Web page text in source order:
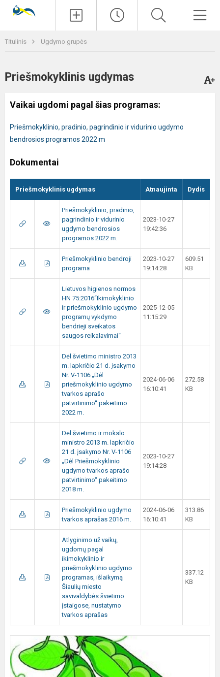
Titulinis Ugdymo grupės
Priešmokyklinis ugdymas
Vaikai ugdomi pagal šias programas:
Priešmokyklinio, pradinio, pagrindinio ir vidurinio ugdymo
bendrosios programos 2022 m
Dokumentai
Priešmokyklinis ugdymas Atnaujinta Dydis
Priešmokyklinio, pradinio,
pagrindinio ir vidurinio
ugdymo bendrosios
programos 2022 m.
2023-10-27
19:42:36
Priešmokyklinio bendroji
programa
2023-10-27
19:14:28
609.51
KB
Lietuvos higienos normos
HN 75:2016“Ikimokyklinio
ir priešmokyklinio ugdymo
programų vykdymo
bendrieji sveikatos
saugos reikalavimai“
2025-12-05
11:15:29
Dėl švietimo ministro 2013
m. lapkričio 21 d. įsakymo
Nr. V-1106 „Dėl
priešmokyklinio ugdymo
tvarkos aprašo
patvirtinimo“ pakeitimo
2022 m.
2024-06-06
16:10:41
272.58
KB
Dėl švietimo ir mokslo
ministro 2013 m. lapkričio
21 d. įsakymo Nr. V-1106
„Dėl Priešmokyklinio
ugdymo tvarkos aprašo
patvirtinimo“ pakeitimo
2018 m.
2023-10-27
19:14:28
Priešmokyklinio ugdymo
tvarkos aprašas 2016 m.
2024-06-06
16:10:41
313.86
KB
Atlyginimo už vaikų,
ugdomų pagal
ikimokyklinio ir
priešmokyklinio ugdymo
programas, išlaikymą
Šiaulių miesto
savivaldybės švietimo
įstaigose, nustatymo
tvarkos aprašas
337.12
KB